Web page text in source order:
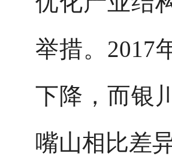
举措。2017
下降，而银
嘴山相比差